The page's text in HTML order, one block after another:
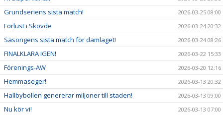
Grundseriens sista match! 2026-03-25 08:00
Förlust i Skövde 2026-03-24 20:32
Säsongens sista match för damlaget! 2026-03-24 08:26
FINALKLARA IGEN! 2026-03-22 15:33
Förenings-AW 2026-03-20 12:16
Hemmaseger! 2026-03-13 20:32
Hallbybollen genererar miljoner till staden! 2026-03-13 09:00
Nu kör vi! 2026-03-13 07:00